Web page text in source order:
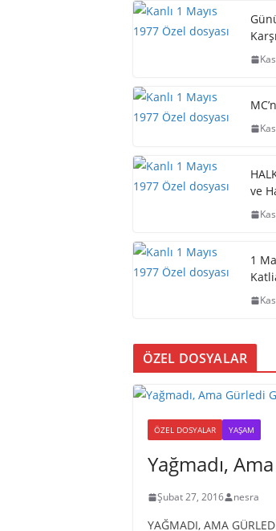
ve
1
ÖZEL DOSYALAR
ÖZEL DOSYALAR YAŞAM
Yağmadı,
Şubat 27, 2016 nesra
YAĞMADI, AMA